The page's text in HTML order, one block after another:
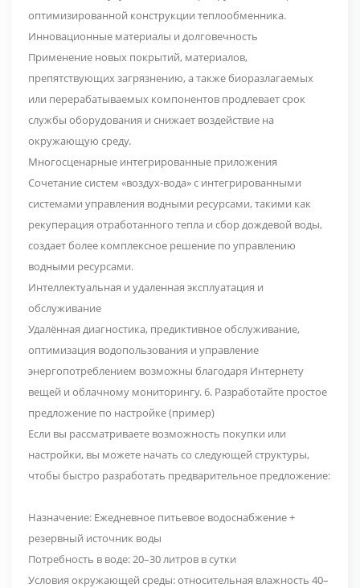
оптимизированной конструкции теплообменника.
Инновационные материалы и долговечность
Применение новых покрытий, материалов,
препятствующих загрязнению, а также биоразлагаемых
или перерабатываемых компонентов продлевает срок
службы оборудования и снижает воздействие на
окружающую среду.
Многосценарные интегрированные приложения
Сочетание систем «воздух-вода» с интегрированными
системами управления водными ресурсами, такими как
рекуперация отработанного тепла и сбор дождевой воды,
создает более комплексное решение по управлению
водными ресурсами.
Интеллектуальная и удаленная эксплуатация и
обслуживание
Удалённая диагностика, предиктивное обслуживание,
оптимизация водопользования и управление
энергопотреблением возможны благодаря Интернету
вещей и облачному мониторингу. 6. Разработайте простое
предложение по настройке (пример)
Если вы рассматриваете возможность покупки или
настройки, вы можете начать со следующей структуры,
чтобы быстро разработать предварительное предложение:
Назначение: Ежедневное питьевое водоснабжение +
резервный источник воды
Потребность в воде: 20–30 литров в сутки
Условия окружающей среды: относительная влажность 40–